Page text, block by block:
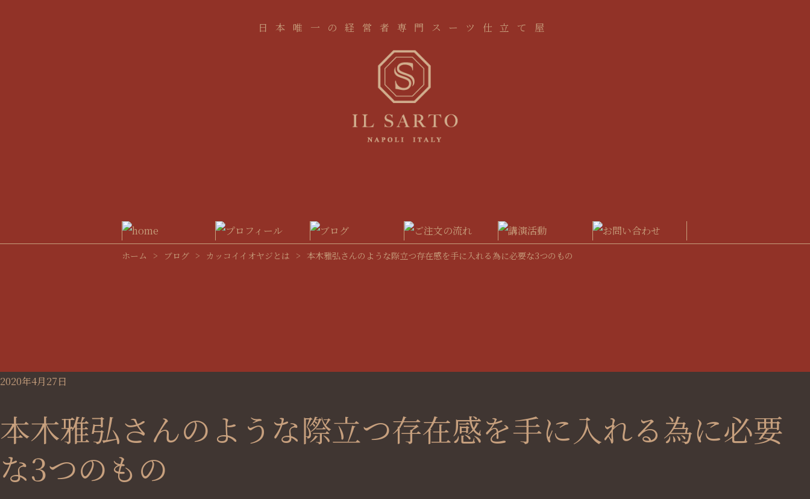
日本唯一の経営者専門スーツ仕立て屋
ホーム > ブログ > カッコイイオヤジとは > 本木雅弘さんのような際立つ存在感を手に入れる為に必要な3つのもの
2020年4月27日
本木雅弘さんのような際立つ存在感を手に入れる為に必要
な3つのもの